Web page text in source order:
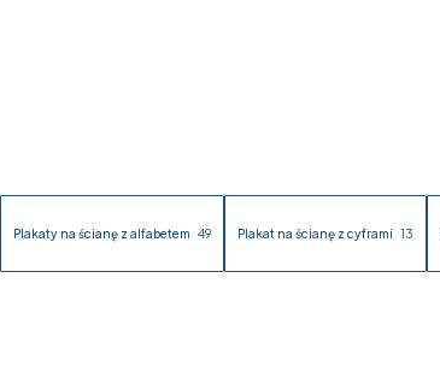
Plakaty na ścianę z alfabetem 49 Plakat na ścianę z cyframi 13